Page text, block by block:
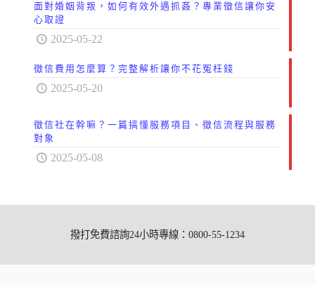
面對婚姻背叛，如何有效外遇抓姦？專業徵信讓你安
心取證
2025-05-22
徵信費用怎麼算？完整解析讓你不花冤枉錢
2025-05-20
徵信社在幹嘛？一篇搞懂服務項目、徵信流程與服務
對象
2025-05-08
撥打免費諮詢24小時專線：0800-55-1234